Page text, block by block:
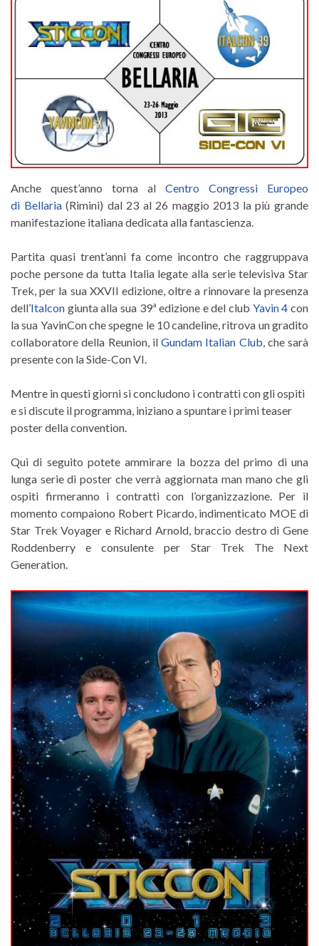
Anche quest’anno torna al Centro Congressi Europeo
di Bellaria(Rimini) dal 23 al 26 maggio 2013 la più grande
manifestazione italiana dedicata alla fantascienza.
Partita quasi trent’anni fa come incontro che raggruppava
poche persone da tutta Italia legate alla serie televisiva Star
Trek, per la sua XXVII edizione, oltre a rinnovare la presenza
dell’Italcon giunta alla sua 39ª edizione e del club Yavin 4 con
la sua YavinCon che spegne le 10 candeline, ritrova un gradito
collaboratore della Reunion, il Gundam Italian Club, che sarà
presente con la Side-Con VI.
Mentre in questi giorni si concludono i contratti con gli ospiti
e si discute il programma, iniziano a spuntare i primi teaser
poster della convention.
Qui di seguito potete ammirare la bozza del primo di una
lunga serie di poster che verrà aggiornata man mano che gli
ospiti firmeranno i contratti con l’organizzazione. Per il
momento compaiono Robert Picardo, indimenticato MOE di
Star Trek Voyager e Richard Arnold, braccio destro di Gene
Roddenberry e consulente per Star Trek The Next
Generation.